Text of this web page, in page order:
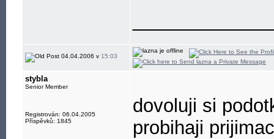
04.04.2006 v 15:03
stybla
Senior Member
Registrován: 06.04.2005
Příspěvků: 1845
dovoluji si
probihaji